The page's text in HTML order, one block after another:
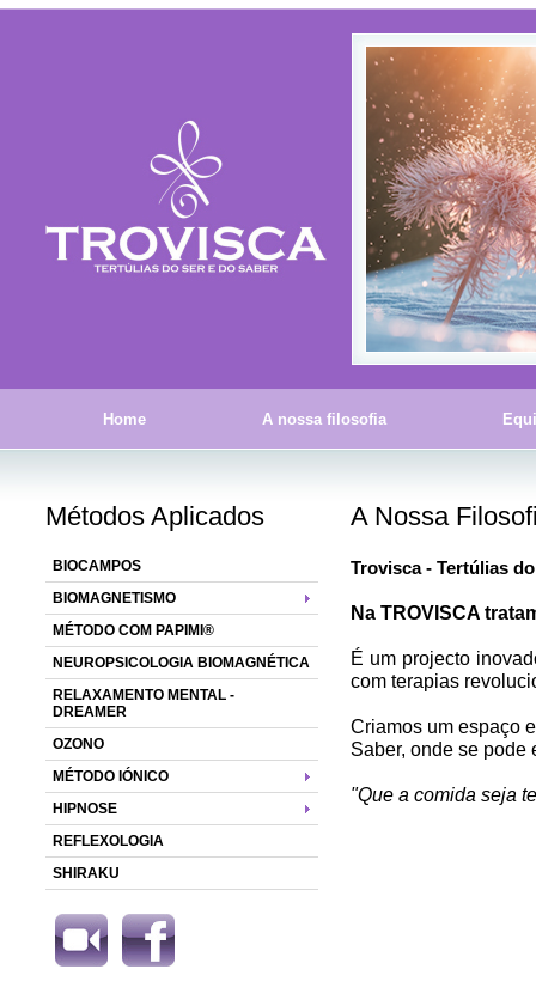
Home A nossa filosofia
Métodos Aplicados
BIOCAMPOS
BIOMAGNETISMO
MÉTODO COM PAPIMI®
NEUROPSICOLOGIA BIOMAGNÉTICA
RELAXAMENTO MENTAL -
DREAMER
OZONO
MÉTODO IÓNICO
HIPNOSE
REFLEXOLOGIA
SHIRAKU
A Nossa
Trovisca - Tertúlias
Na TROVISCA
É um projecto
com terapias
Criamos um espaço
Saber, onde se pode
"Que a comida seja